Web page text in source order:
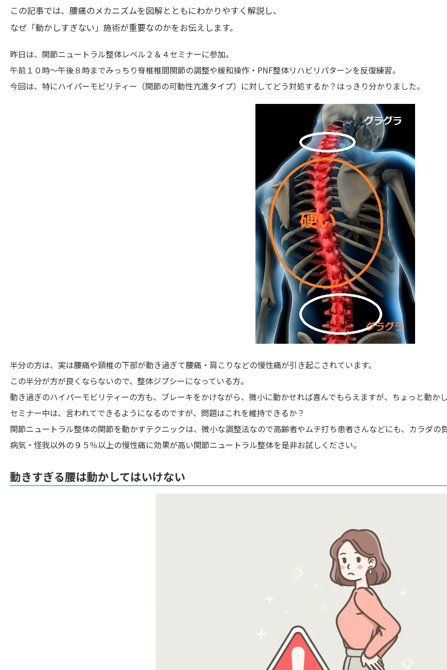
この記事では、腰痛のメカニズムを図解とともにわかりやすく解説し、
なぜ「動かしすぎない」施術が重要なのかをお伝えします。
昨日は、関節ニュートラル整体レベル２＆４セミナーに参加。
午前１０時～午後８時までみっちり脊椎椎間関節の調整や緩和操作・PNF整体リハビリパターンを反復練習。
今回は、特にハイパーモビリティー（関節の可動性亢進タイプ）に対してどう対処するか？はっきり分かりました。
半分の方は、実は腰痛や頸椎の下部が動き過ぎて腰痛・肩こりなどの慢性痛が引き起こされています。
この半分が方が良くならないので、整体ジプシーになっている方。
動き過ぎのハイパーモビリティーの方も、ブレーキをかけながら、微小に動かせれば喜んでもらえますが、ちょっと動か
セミナー中は、言われてできるようになるのですが、問題はこれを維持できるか？
関節ニュートラル整体の関節を動かすテクニックは、微小な調整法なので高齢者やムチ打ち患者さんなどにも、カラダの
病気・怪我以外の９５％以上の慢性痛に効果が高い関節ニュートラル整体を是非お試しください。
動きすぎる腰は動かしてはいけない